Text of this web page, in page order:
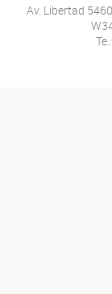
Av. Libertad